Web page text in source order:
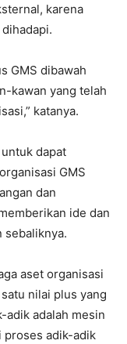
karena
GMS dibawah
kawan yang telah
katanya.
dapat
GMS
dan
ide dan
sebaliknya.
aset organisasi
nilai plus yang
adalah mesin
proses adik-adik